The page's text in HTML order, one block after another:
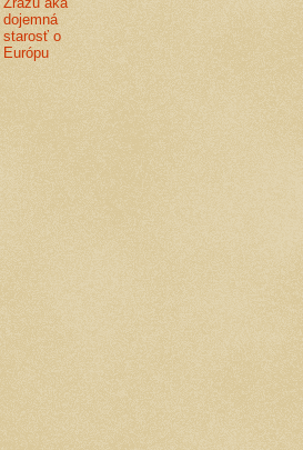
dojemná
starosť o
Európu